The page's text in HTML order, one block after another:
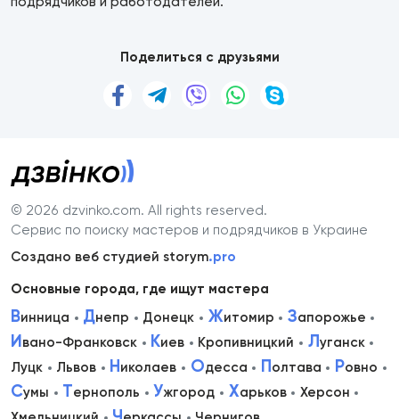
Поделиться с друзьями
© 2026 dzvinko.com. All rights reserved.
Сервис по поиску мастеров и подрядчиков в Украине
Создано веб студией storym.pro
Основные города, где ищут мастера
Винница Днепр Донецк Житомир Запорожье
Ивано-Франковск Киев Кропивницкий Луганск
Луцк
Львов Николаев Одесса Полтава Ровно
Сумы Тернополь Ужгород Харьков
Херсон